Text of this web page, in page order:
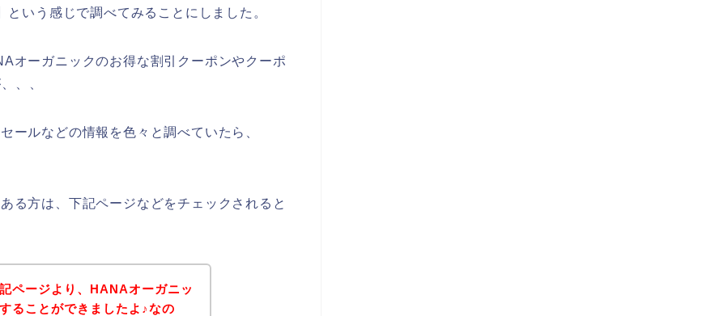
いう感じで調べてみることにしました。
オーガニックのお得な割引クーポンやクーポ
、、
ールなどの情報を色々と調べていたら、
る方は、下記ページなどをチェックされると
ページより、HANAオーガニッ
ることができましたよ♪なの